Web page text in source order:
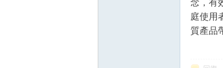
念，有
庭使用
質產品